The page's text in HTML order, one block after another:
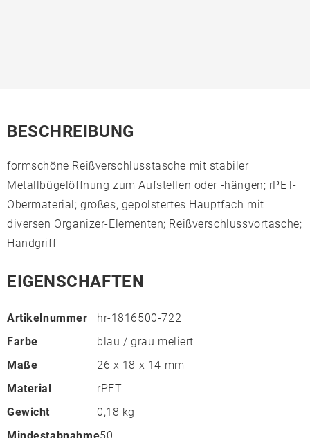
BESCHREIBUNG
formschöne Reißverschlusstasche mit stabiler
Metallbügelöffnung zum Aufstellen oder -hängen; rPET-
Obermaterial; großes, gepolstertes Hauptfach mit
diversen Organizer-Elementen; Reißverschlussvortasche;
Handgriff
EIGENSCHAFTEN
Artikelnummer
hr-1816500-722
Farbe
blau / grau meliert
Maße
26 x 18 x 14 mm
Material
rPET
Gewicht
0,18 kg
Mindestabnahme50